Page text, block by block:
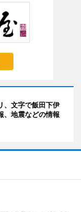
、文字で飯田下伊
、地震などの情報